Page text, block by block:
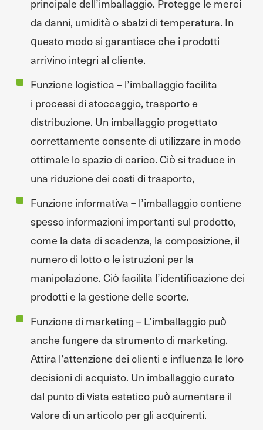
principale dell’imballaggio. Protegge le merci
da danni, umidità o sbalzi di temperatura. In
questo modo si garantisce che i prodotti
arrivino integri al cliente.
Funzione logistica – l’imballaggio facilita
i processi di stoccaggio, trasporto e
distribuzione. Un imballaggio progettato
correttamente consente di utilizzare in modo
ottimale lo spazio di carico. Ciò si traduce in
una riduzione dei costi di trasporto,
Funzione informativa – l’imballaggio contiene
spesso informazioni importanti sul prodotto,
come la data di scadenza, la composizione, il
numero di lotto o le istruzioni per la
manipolazione. Ciò facilita l’identificazione dei
prodotti e la gestione delle scorte.
Funzione di marketing – L’imballaggio può
anche fungere da strumento di marketing.
Attira l’attenzione dei clienti e influenza le loro
decisioni di acquisto. Un imballaggio curato
dal punto di vista estetico può aumentare il
valore di un articolo per gli acquirenti.